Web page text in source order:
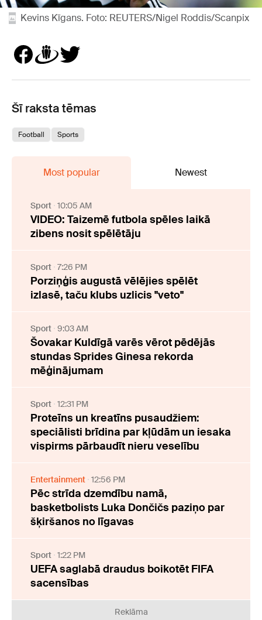
Kevins Kīgans. Foto: REUTERS/Nigel Roddis/Scanpix
Šī raksta tēmas
Football Sports
Most popular Newest
Sport 10:05 AM
VIDEO: Taizemē futbola spēles laikā
zibens nosit spēlētāju
Sport 7:26 PM
Porziņģis augustā vēlējies spēlēt
izlasē, taču klubs uzlicis "veto"
Sport 9:03 AM
Šovakar Kuldīgā varēs vērot pēdējās
stundas Sprides Ginesa rekorda
mēģinājumam
Sport 12:31 PM
Proteīns un kreatīns pusaudžiem:
speciālisti brīdina par kļūdām un iesaka
vispirms pārbaudīt nieru veselību
Entertainment 12:56 PM
Pēc strīda dzemdību namā,
basketbolists Luka Dončičs paziņo par
šķiršanos no līgavas
Sport 1:22 PM
UEFA saglabā draudus boikotēt FIFA
sacensības
Reklāma